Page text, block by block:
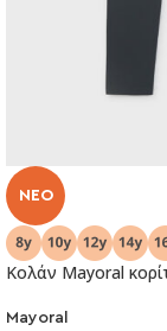
NEO
Κολάν Mayoral
Mayoral